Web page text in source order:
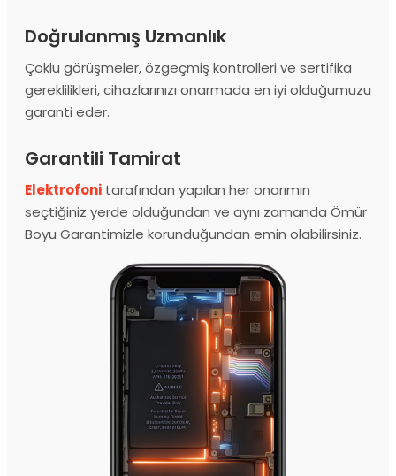
Doğrulanmış Uzmanlık
Çoklu görüşmeler, özgeçmiş kontrolleri ve sertifika
gereklilikleri, cihazlarınızı onarmada en iyi olduğumuzu
garanti eder.
Garantili Tamirat
Elektrofoni tarafından yapılan her onarımın
seçtiğiniz yerde olduğundan ve aynı zamanda Ömür
Boyu Garantimizle korunduğundan emin olabilirsiniz.